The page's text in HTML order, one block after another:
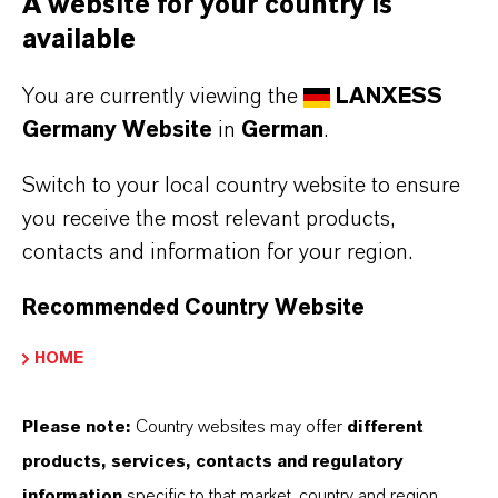
* Das Präsidium ist auch für die Vorbereitung der Struktur des
Vergütungssystems und die Höhe der Vergütungen für die
Die Funktion des Aufsichtsrats ist es, den
beraten und seine Geschäftsführung zu
überwachen. Der Aufsichtsrat erörtert in
regelmäßigen Abständen die
Geschäftsentwicklung der Gesellschaft sowie
Daneben ist er insbesondere für die Bestellung
des Jahresabschlusses der LANXESS AG und
des Konzerns zuständig. Der Aufsichtsrat
A website for your country is
available
You are currently viewing the
LANXESS
Germany Website in German.
Switch to your local country website to ensure
you receive the most relevant products,
contacts and information for your region.
Recommended Country Website
HOME
Please note: Country websites may offer different
products, services, contacts and regulatory